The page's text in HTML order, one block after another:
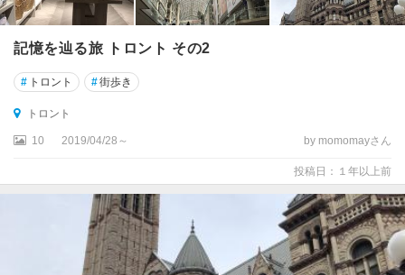
島
ニ
ー
ブ
ン
ウ
記憶を辿る旅 トロント その2
# トロント #街歩き
トロント
10 2019/04/28～ by momomayさん
投稿日：１年以上前